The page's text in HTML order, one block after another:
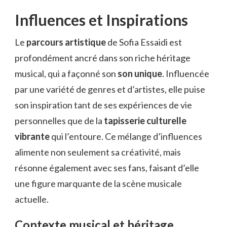
Influences et Inspirations
Le parcours artistiquede Sofia Essaidi est
profondément ancré dans son riche héritage
musical, qui a façonné son son unique. Influencée
par une variété de genres et d’artistes, elle puise
son inspiration tant de ses expériences de vie
personnelles que de la tapisserie culturelle
vibrantequi l’entoure. Ce mélange d’influences
alimente non seulement sa créativité, mais
résonne également avec ses fans, faisant d’elle
une figure marquante de la scène musicale
actuelle.